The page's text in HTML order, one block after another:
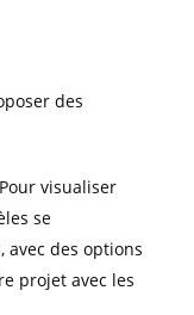
des
visualiser
se
des options
projet avec les